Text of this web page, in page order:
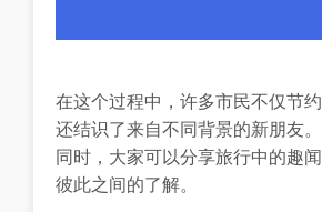
在这个过程中，许多市民不仅节约
还结识了来自不同背景的新朋友
同时，大家可以分享旅行中的趣
彼此之间的了解。